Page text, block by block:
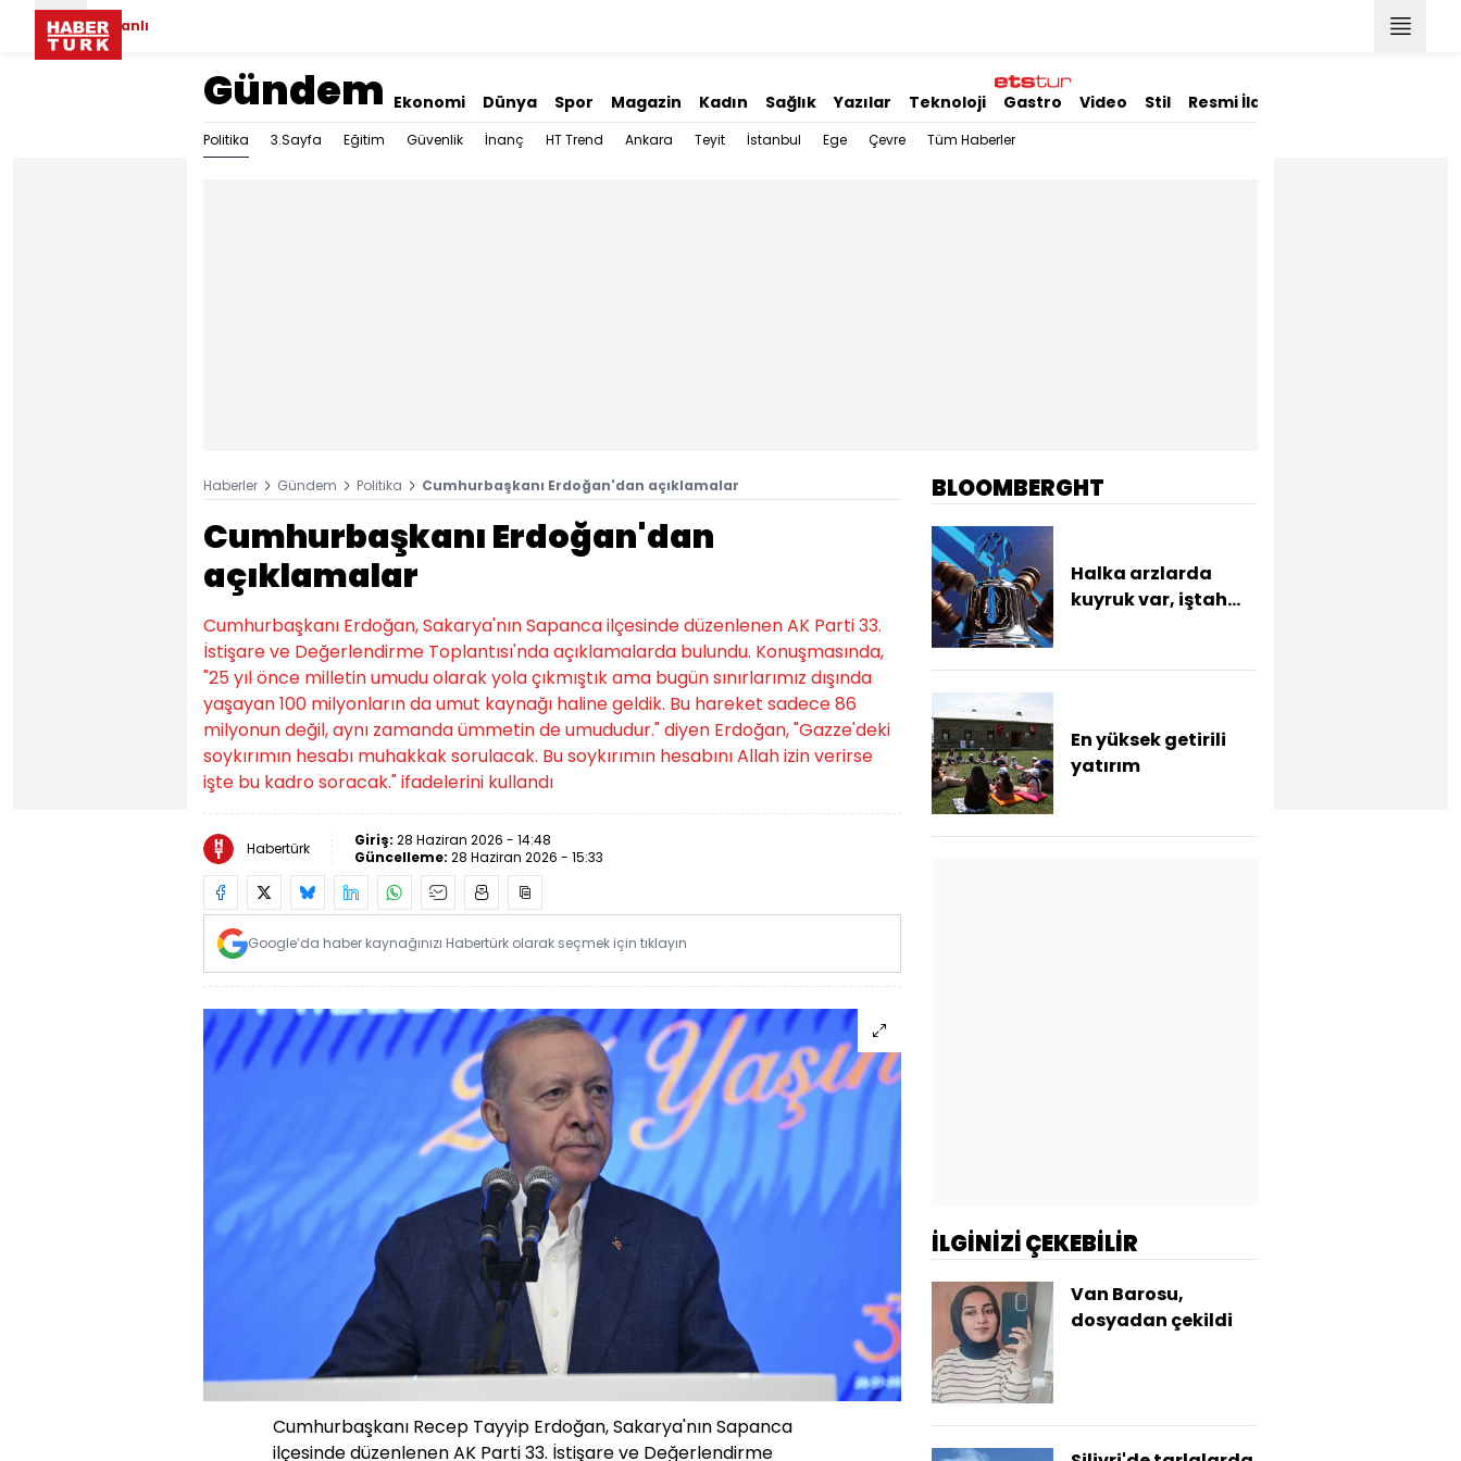
Canlı
Gündem Ekonomi Dünya Spor Magazin Kadın Sağlık Yazılar Teknoloji Gastro Video Stil Resmi İlanlar
Politika 3.Sayfa Eğitim Güvenlik İnanç HT Trend Ankara Teyit İstanbul Ege Çevre Tüm Haberler
Haberler Gündem Politika Cumhurbaşkanı Erdoğan'dan açıklamalar
Cumhurbaşkanı Erdoğan'dan
açıklamalar
Cumhurbaşkanı Erdoğan, Sakarya'nın Sapanca ilçesinde düzenlenen AK Parti 33.
İstişare ve Değerlendirme Toplantısı'nda açıklamalarda bulundu. Konuşmasında,
"25 yıl önce milletin umudu olarak yola çıkmıştık ama bugün sınırlarımız dışında
yaşayan 100 milyonların da umut kaynağı haline geldik. Bu hareket sadece 86
milyonun değil, aynı zamanda ümmetin de umududur." diyen Erdoğan, "Gazze'deki
soykırımın hesabı muhakkak sorulacak. Bu soykırımın hesabını Allah izin verirse
işte bu kadro soracak." ifadelerini kullandı
Habertürk Giriş: 28 Haziran 2026 - 14:48
Güncelleme: 28 Haziran 2026 - 15:33
Google’da haber kaynağınızı Habertürk olarak seçmek için tıklayın
Cumhurbaşkanı Recep Tayyip Erdoğan, Sakarya'nın Sapanca
ilçesinde düzenlenen AK Parti 33. İstişare ve Değerlendirme
BLOOMBERGHT
Halka arzlarda
kuyruk var, iştah
En yüksek getirili
yatırım
İLGİNİZİ ÇEKEBİLİR
Van Barosu,
dosyadan çekildi